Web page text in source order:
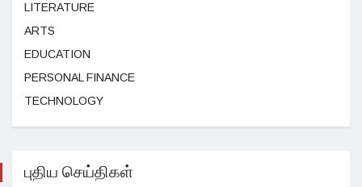
LITERATURE
ARTS
EDUCATION
PERSONAL FINANCE
TECHNOLOGY
புதிய செய்திகள்